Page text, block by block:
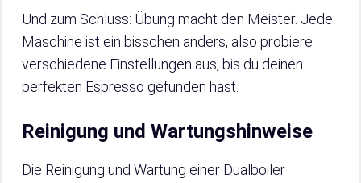
Und zum Schluss: Übung macht den Meister. Jede
Maschine ist ein bisschen anders, also probiere
verschiedene Einstellungen aus, bis du deinen
perfekten Espresso gefunden hast.
Reinigung und Wartungshinweise
Die Reinigung und Wartung einer Dualboiler